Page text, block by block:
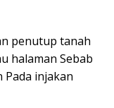
penutup tanah
halaman Sebab
Pada injakan